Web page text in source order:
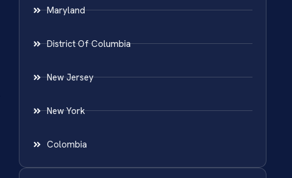
Maryland
District Of Columbia
New Jersey
New York
Colombia